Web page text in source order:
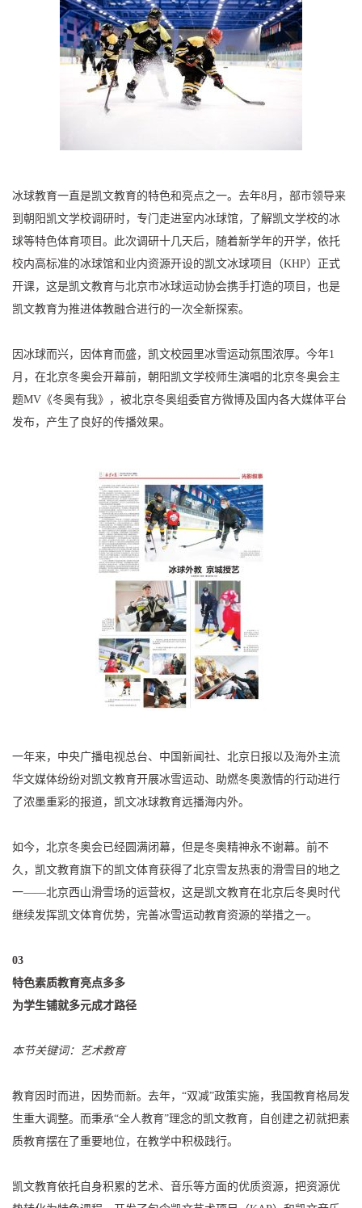
冰球教育一直是凯文教育的特色和亮点之一。去年8月，部市领导来
到朝阳凯文学校调研时，专门走进室内冰球馆，了解凯文学校的冰
球等特色体育项目。此次调研十几天后，随着新学年的开学，依托
校内高标准的冰球馆和业内资源开设的凯文冰球项目（KHP）正式
开课，这是凯文教育与北京市冰球运动协会携手打造的项目，也是
凯文教育为推进体教融合进行的一次全新探索。
因冰球而兴，因体育而盛，凯文校园里冰雪运动氛围浓厚。今年1
月，在北京冬奥会开幕前，朝阳凯文学校师生演唱的北京冬奥会主
题MV《冬奥有我》，被北京冬奥组委官方微博及国内各大媒体平台
发布，产生了良好的传播效果。
一年来，中央广播电视总台、中国新闻社、北京日报以及海外主流
华文媒体纷纷对凯文教育开展冰雪运动、助燃冬奥激情的行动进行
了浓墨重彩的报道，凯文冰球教育远播海内外。
如今，北京冬奥会已经圆满闭幕，但是冬奥精神永不谢幕。前不
久，凯文教育旗下的凯文体育获得了北京雪友热衷的滑雪目的地之
一——北京西山滑雪场的运营权，这是凯文教育在北京后冬奥时代
继续发挥凯文体育优势，完善冰雪运动教育资源的举措之一。
03
特色素质教育亮点多多
为学生铺就多元成才路径
本节关键词：艺术教育
教育因时而进，因势而新。去年，“双减”政策实施，我国教育格局发
生重大调整。而秉承“全人教育”理念的凯文教育，自创建之初就把素
质教育摆在了重要地位，在教学中积极践行。
凯文教育依托自身积累的艺术、音乐等方面的优质资源，把资源优